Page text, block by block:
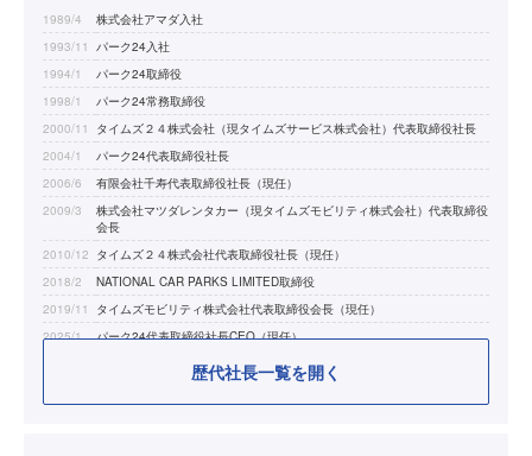
1989/4
株式会社アマダ入社
1993/11 パーク24入社
1994/1
パーク24取締役
1998/1
パーク24常務取締役
2000/11
タイムズ２４株式会社（現タイムズサービス株式会社）代表取締役社長
2004/1
パーク24代表取締役社長
2006/6
有限会社千寿代表取締役社長（現任）
2009/3
株式会社マツダレンタカー（現タイムズモビリティ株式会社）代表取締役
会長
2010/12 タイムズ２４株式会社代表取締役社長（現任）
2018/2
NATIONAL CAR PARKS LIMITED取締役
2019/11
タイムズモビリティ株式会社代表取締役会長（現任）
2025/1
パーク24代表取締役社長CEO（現任）
歴代社長一覧を開く